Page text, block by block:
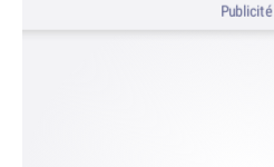
Publicité